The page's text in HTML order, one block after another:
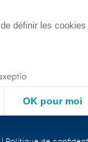
Jobs